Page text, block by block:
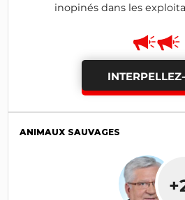
inopinés dans les
ANIMAUX SAUVAGES